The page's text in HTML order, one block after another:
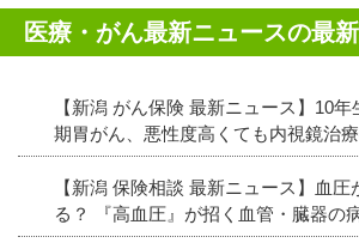
医療・がん最新ニュースの最
【新潟 がん保険 最新ニュース】10
期胃がん、悪性度高くても内視鏡治
【新潟 保険相談 最新ニュース】血圧
る？ 『高血圧』が招く血管・臓器の